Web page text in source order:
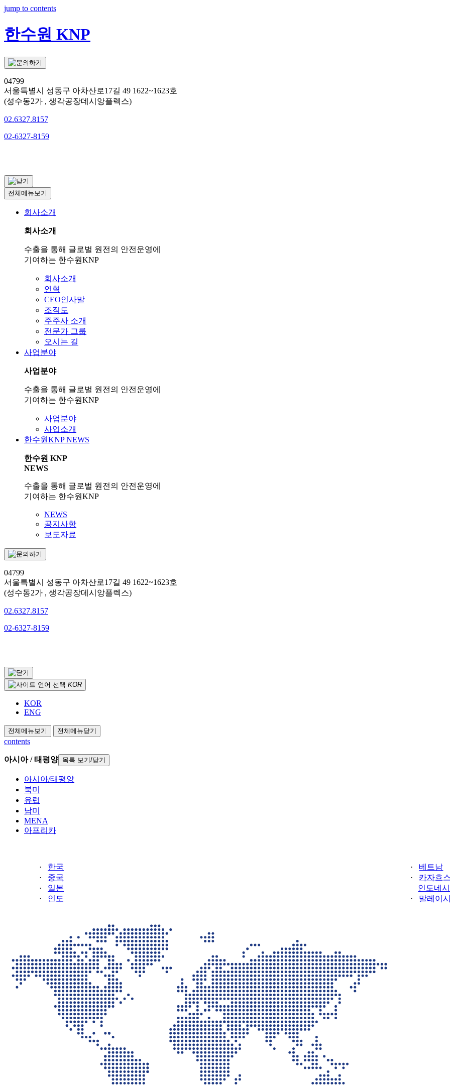
jump to contents
한수원 KNP
04799
서울특별시 성동구 아차산로17길 49 1622~1623호
(성수동2가 , 생각공장데시앙플렉스)
02.6327.8157
02-6327-8159
전체메뉴보기
회사소개
회사소개
수출을 통해 글로벌 원전의 안전운영에
기여하는 한수원KNP
회사소개
연혁
CEO인사말
조직도
주주사 소개
전문가 그룹
오시는 길
사업분야
사업분야
수출을 통해 글로벌 원전의 안전운영에
기여하는 한수원KNP
사업분야
사업소개
한수원KNP NEWS
한수원 KNP
NEWS
수출을 통해 글로벌 원전의 안전운영에
기여하는 한수원KNP
NEWS
공지사항
보도자료
04799
서울특별시 성동구 아차산로17길 49 1622~1623호
(성수동2가 , 생각공장데시앙플렉스)
02.6327.8157
02-6327-8159
KOR
KOR
ENG
전체메뉴보기 전체메뉴닫기
contents
아시아 / 태평양 목록 보기/닫기
아시아/태평양
북미
유럽
남미
MENA
아프리카
· 한국 ·
베트남
·
중국 ·
카자흐
·
일본
인도네
·
인도 · 말레이